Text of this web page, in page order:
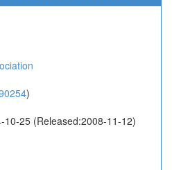
)
25 (Released:2008-11-12)